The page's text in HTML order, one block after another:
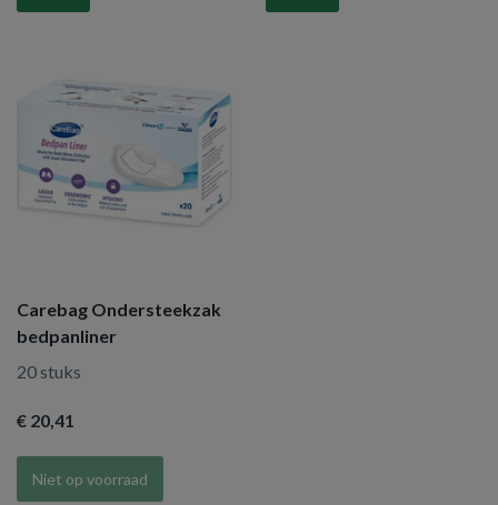
Carebag Ondersteekzak
bedpanliner
20 stuks
€ 20,41
Niet op voorraad